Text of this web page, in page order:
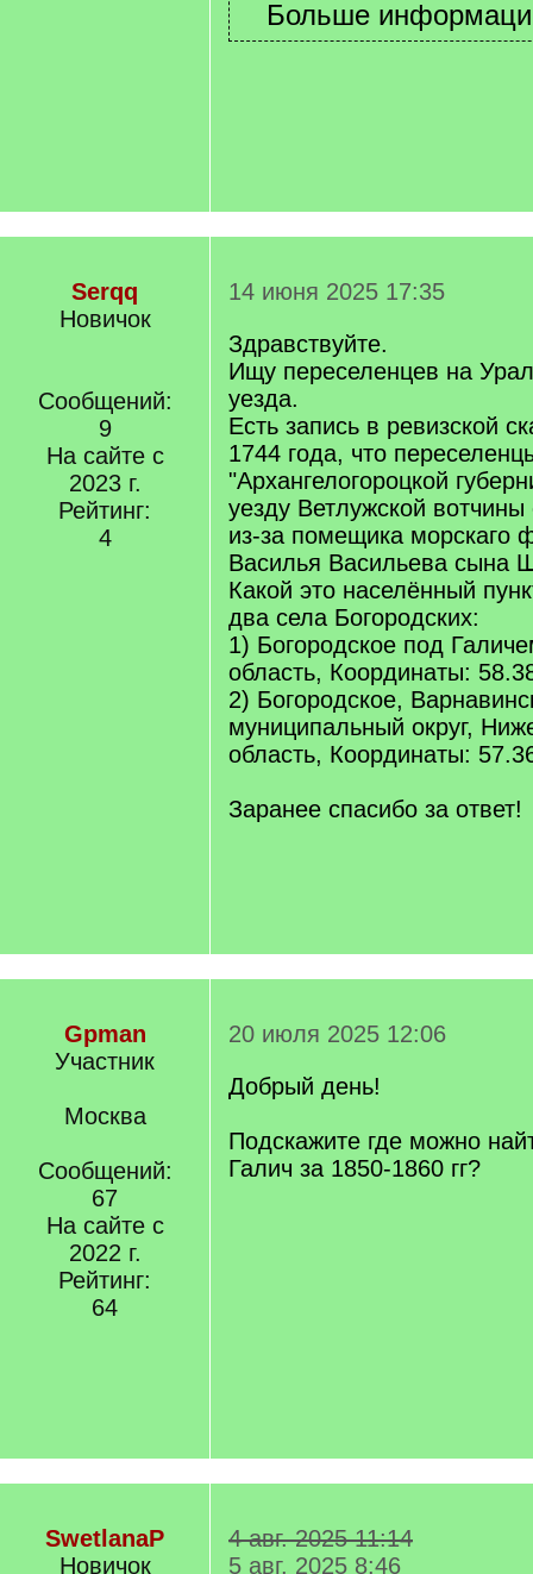
Serqq
Новичок
Сообщений:
9
На сайте с
2023 г.
Рейтинг:
4
14 июня 2025 17:35
Здравствуйте.
Ищу переселенцев на Урал
уезда.
Есть запись в ревизской
1744 года, что
"Архангелогороцкой
уезду Ветлужской вотчины
из-за помещика морскаго
Василья Васильева сына
Какой это населённый
два села Богородских:
1) Богородское под
область, Координаты:
2) Богородское,
муниципальный округ,
область, Координаты:
Заранее спасибо за ответ!
Gpman
Участник
Москва
Сообщений:
67
На сайте с
2022 г.
Рейтинг:
64
20 июля 2025 12:06
Добрый день!
Подскажите где можно
Галич за 1850-1860 гг?
SwetlanaP
Новичок
4 авг. 2025 11:14
5 авг. 2025 8:46